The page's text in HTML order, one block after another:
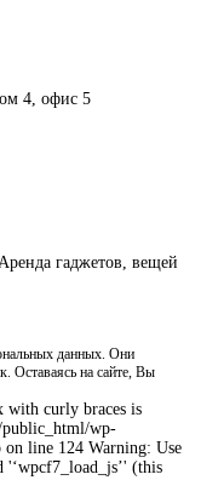
4, офис 5
гаджетов, вещей
данных. Они
Оставаясь на сайте, Вы
with curly braces is
public_html/wp-
line 124 Warning: Use
'‘wpcf7_load_js’' (this